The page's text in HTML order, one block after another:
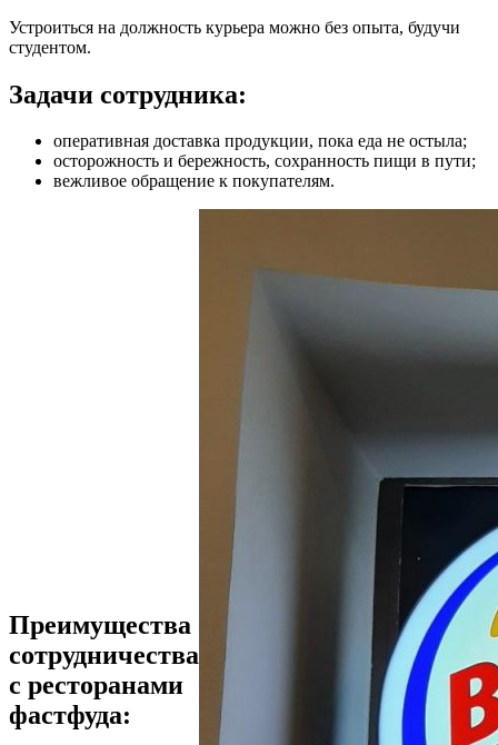
Устроиться на должность курьера можно без опыта, будучи
студентом.
Задачи сотрудника:
оперативная доставка продукции, пока еда не остыла;
осторожность и бережность, сохранность пищи в пути;
вежливое обращение к покупателям.
Преимущества
сотрудничества
с ресторанами
фастфуда: